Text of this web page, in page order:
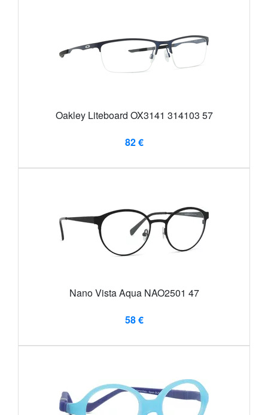
Oakley Liteboard OX3141 314103 57
82 €
Nano Vista Aqua NAO2501 47
58 €